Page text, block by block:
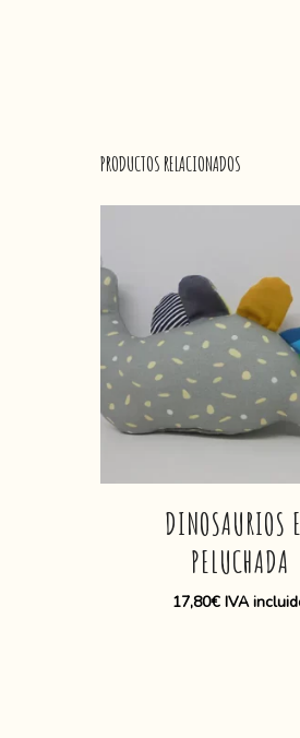
PRODUCTOS RELACIONADOS
DINOSAURIOS
PELUCHADA
17,80€ IVA